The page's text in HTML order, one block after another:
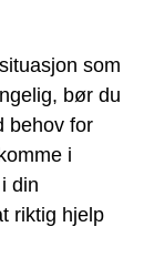
som
bør du
behov for
i
din
riktig hjelp